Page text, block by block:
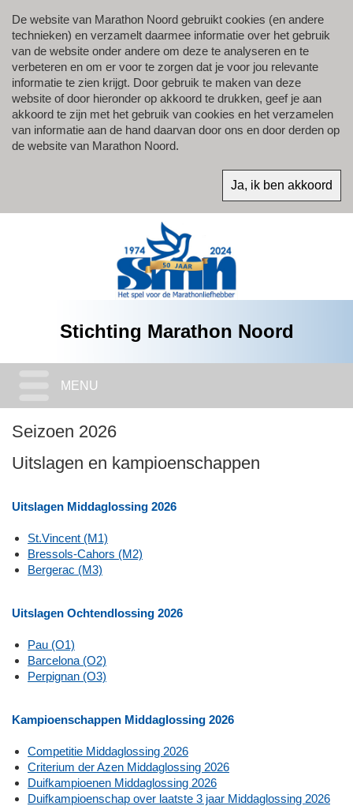
De website van Marathon Noord gebruikt cookies (en andere
technieken) en verzamelt daarmee informatie over het gebruik
van de website onder andere om deze te analyseren en te
verbeteren en om er voor te zorgen dat je voor jou relevante
informatie te zien krijgt. Door gebruik te maken van deze
website of door hieronder op akkoord te drukken, geef je aan
akkoord te zijn met het gebruik van cookies en het verzamelen
van informatie aan de hand daarvan door ons en door derden op
de website van Marathon Noord.
Stichting Marathon Noord
MENU
Seizoen 2026
Uitslagen en kampioenschappen
Uitslagen Middaglossing 2026
St.Vincent (M1)
Bressols-Cahors (M2)
Bergerac (M3)
Uitslagen Ochtendlossing 2026
Pau (O1)
Barcelona (O2)
Perpignan (O3)
Kampioenschappen Middaglossing 2026
Competitie Middaglossing 2026
Criterium der Azen Middaglossing 2026
Duifkampioenen Middaglossing 2026
Duifkampioenschap over laatste 3 jaar Middaglossing 2026